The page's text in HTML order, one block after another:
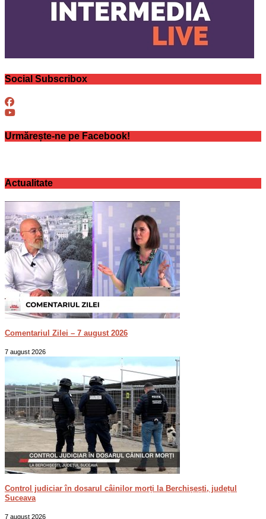
Social Subscribox
Urmărește-ne pe Facebook!
Actualitate
Comentariul Zilei – 7 august 2026
7 august 2026
Control judiciar în dosarul câinilor morți la Berchișești, județul
Suceava
7 august 2026